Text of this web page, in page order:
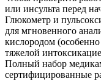
или инсульта перед
Глюкометр и
для мгновенного
кислородом
тяжелой
Полный набор
сертифицированные